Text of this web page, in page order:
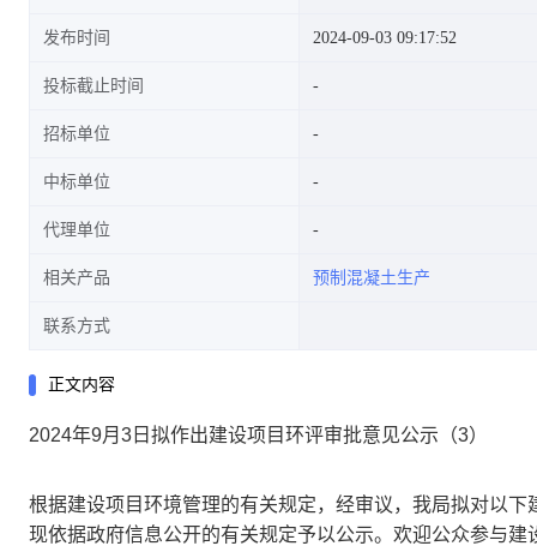
发布时间 2024-09-03 09:17:52
投标截止时间
招标单位
中标单位
代理单位
相关产品 预制混凝土生产
联系方式
正文内容
2024年9月3日拟作出建设项目环评审批意见公示（3）
根据建设项目环境管理的有关规定，经审议，我局拟对以
现依据政府信息公开的有关规定予以公示。欢迎公众参与建